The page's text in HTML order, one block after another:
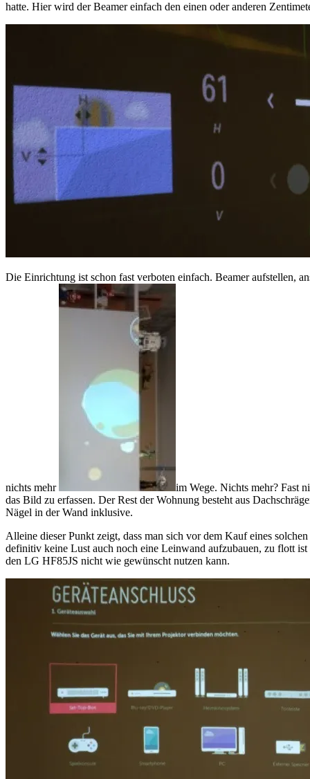
hatte. Hier wird der Beamer einfach den einen oder anderen
Die Einrichtung ist schon fast verboten einfach. Beamer aufstellen,
nichts mehr
im Wege. Nichts mehr? Fast
das Bild zu erfassen. Der Rest der Wohnung besteht aus
Nägel in der Wand inklusive.
Alleine dieser Punkt zeigt, dass man sich vor dem Kauf eines
definitiv keine Lust auch noch eine Leinwand aufzubauen, zu flott
den LG HF85JS nicht wie gewünscht nutzen kann.